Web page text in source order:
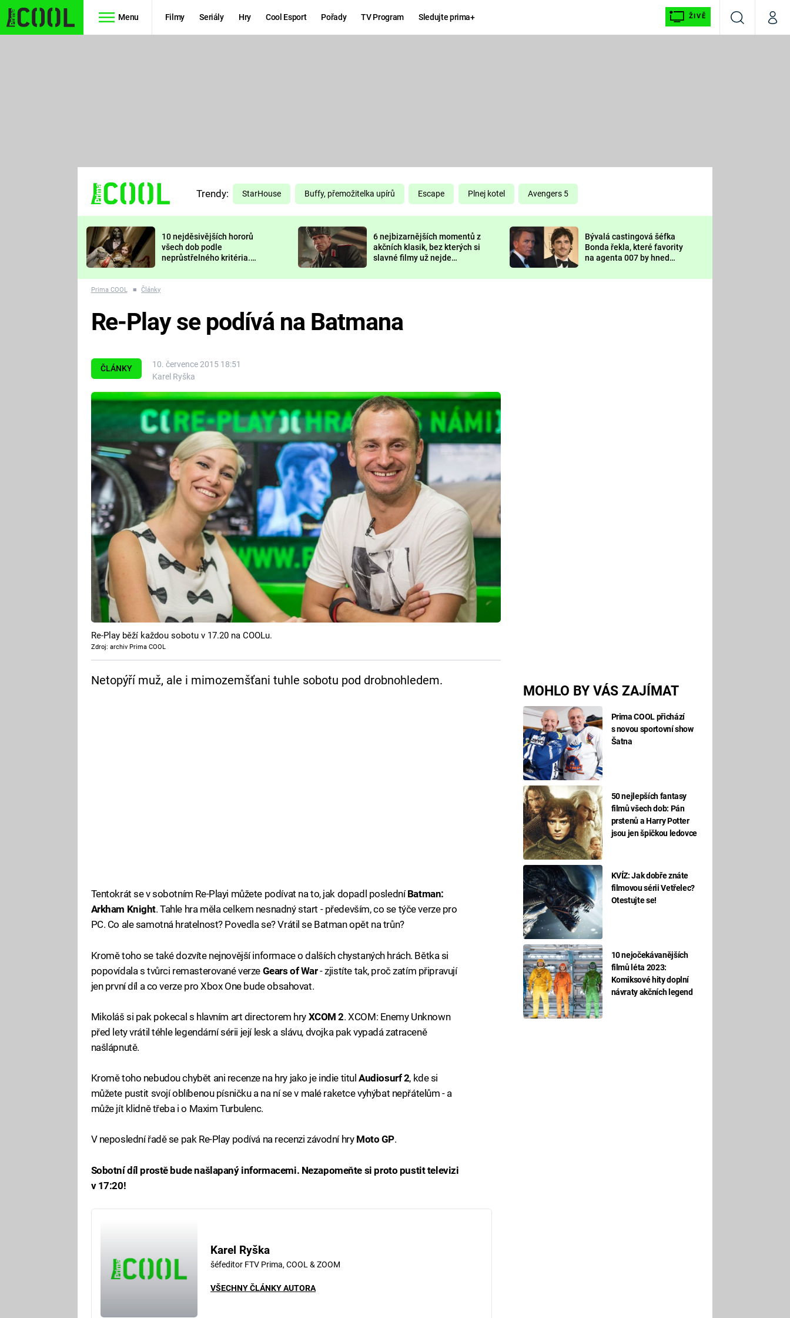
Menu Filmy Seriály Hry Cool Esport Pořady TV Program Sledujte prima+ ŽIVĚ
VyhledáváníMůj
TŘESKU
FUTURAMA
PREDÁTOR
DELIVERANCE
KOMEDIE
CHUCK
NORRIS
DEADPOOL
Prima LAJK
Sledujte nás
Trendy: StarHouse Buffy, přemožitelka upírů Escape Plnej kotel Avengers 5
10 nejděsivějších hororů
všech dob podle
neprůstřelného kritéria.
nejvíc zvednou tep?
6 nejbizarnějších momentů z
akčních klasik, bez kterých si
slavné filmy už nejde
Bývalá castingová šéfka
Bonda řekla, které favority
na agenta 007 by hned
Prima COOL ■ Články
ČLÁNKY
10. července 2015 18:51
Karel Ryška
MOHLO BY VÁS ZAJÍMAT
Prima COOL přichází
s novou sportovní show
Šatna
50 nejlepších fantasy
filmů všech dob: Pán
prstenů a Harry Potter
jsou jen špičkou ledovce
KVÍZ: Jak dobře znáte
filmovou sérii Vetřelec?
Otestujte se!
10 nejočekávanějších
filmů léta 2023:
Komiksové hity doplní
návraty akčních legend
Re-Play se podívá na Batmana
Re-Play běží každou sobotu v 17.20 na COOLu.
Zdroj: archiv Prima COOL
Netopýří muž, ale i mimozemšťani tuhle sobotu pod drobnohledem.
Tentokrát se v sobotním Re-Playi můžete podívat na to, jak dopadl posledníBatman:
Arkham Knight. Tahle hra měla celkem nesnadný start - především, co se týče verze pro
PC. Co ale samotná hratelnost? Povedla se? Vrátil se Batman opět na trůn?
Kromě toho se také dozvíte nejnovější informace o dalších chystaných hrách. Bětka si
popovídala s tvůrci remasterované verze Gears of War- zjistíte tak, proč zatím připravují
jen první díl a co verze pro Xbox One bude obsahovat.
Mikoláš si pak pokecal s hlavním art directorem hry XCOM 2. XCOM: Enemy Unknown
před lety vrátil téhle legendární sérii její lesk a slávu, dvojka pak vypadá zatraceně
našlápnutě.
Kromě toho nebudou chybět ani recenze na hry jako je indie titulAudiosurf 2, kde si
můžete pustit svojí oblíbenou písničku a na ní se v malé raketce vyhýbat nepřátelům - a
může jít klidně třeba i o Maxim Turbulenc.
V neposlední řadě se pak Re-Play podívá na recenzi závodní hry Moto GP.
Sobotní díl prostě bude našlapaný informacemi. Nezapomeňte si proto pustit televizi
v 17:20!
Karel Ryška
šéfeditor FTV Prima, COOL & ZOOM
VŠECHNY ČLÁNKY AUTORA